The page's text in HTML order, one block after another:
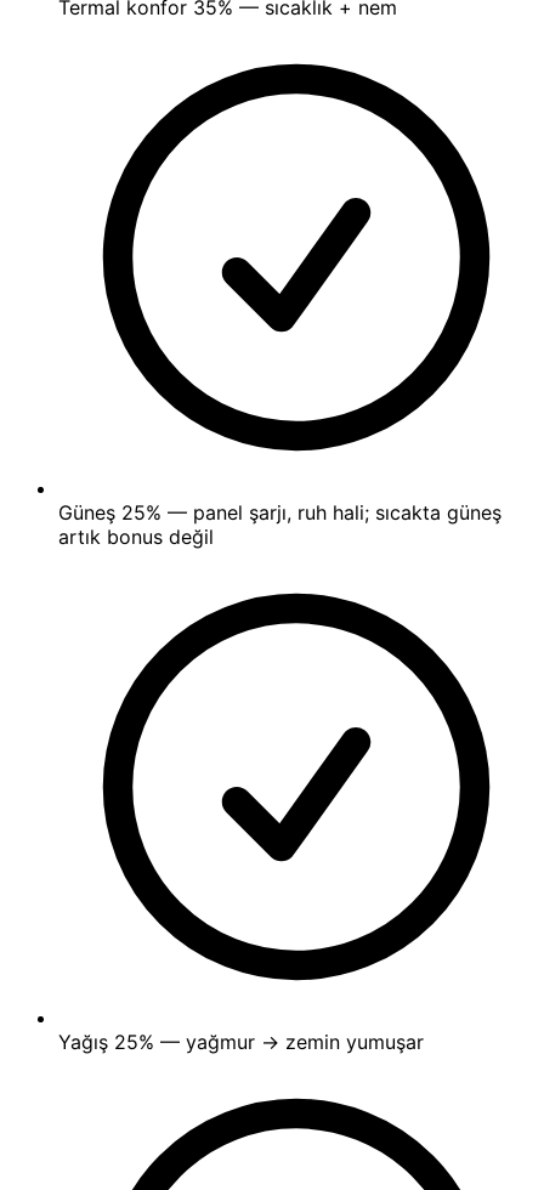
Termal konfor 35% — sıcaklık + nem
Güneş 25% — panel şarjı, ruh hali; sıcakta güneş
artık bonus değil
Yağış 25% — yağmur → zemin yumuşar